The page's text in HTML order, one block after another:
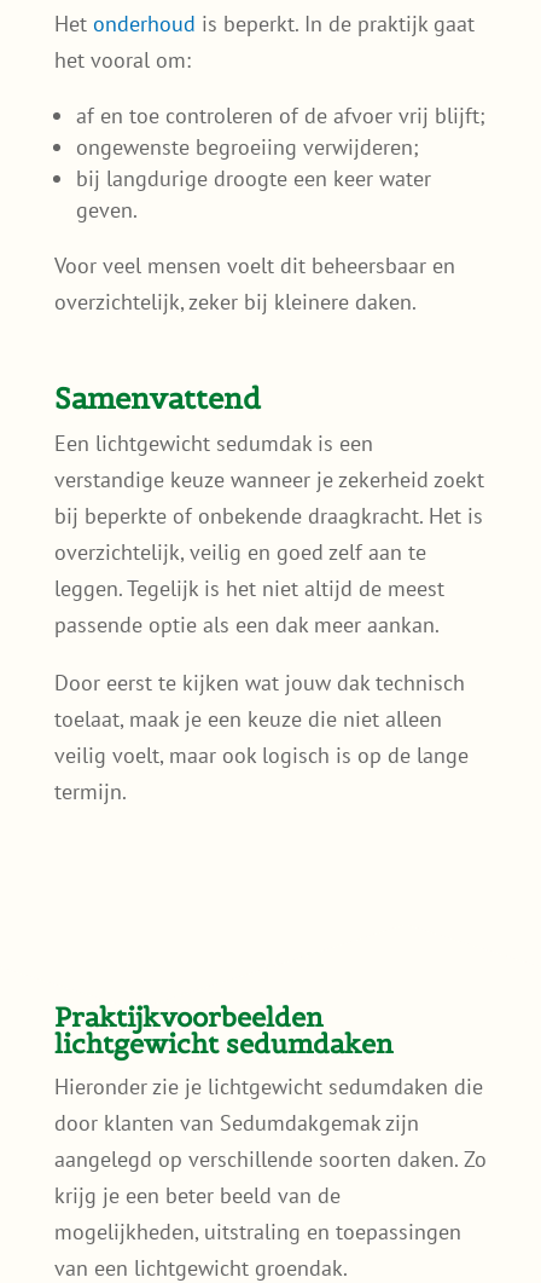
Het onderhoud is beperkt. In de praktijk gaat
het vooral om:
af en toe controleren of de afvoer vrij blijft;
ongewenste begroeiing verwijderen;
bij langdurige droogte een keer water
geven.
Voor veel mensen voelt dit beheersbaar en
overzichtelijk, zeker bij kleinere daken.
Samenvattend
Een lichtgewicht sedumdak is een
verstandige keuze wanneer je zekerheid zoekt
bij beperkte of onbekende draagkracht. Het is
overzichtelijk, veilig en goed zelf aan te
leggen. Tegelijk is het niet altijd de meest
passende optie als een dak meer aankan.
Door eerst te kijken wat jouw dak technisch
toelaat, maak je een keuze die niet alleen
veilig voelt, maar ook logisch is op de lange
termijn.
Praktijkvoorbeelden
lichtgewicht sedumdaken
Hieronder zie je lichtgewicht sedumdaken die
door klanten van Sedumdakgemak zijn
aangelegd op verschillende soorten daken. Zo
krijg je een beter beeld van de
mogelijkheden, uitstraling en toepassingen
van een lichtgewicht groendak.